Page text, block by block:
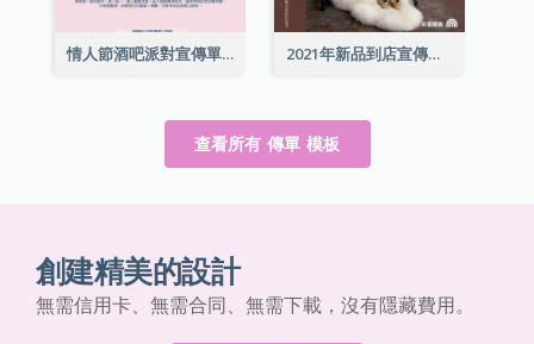
情人節酒吧派對宣傳單張 2021年新品到店宣傳單張
查看所有 傳單 模板
創建精美的設計
無需信用卡、無需合同、無需下載，沒有隱藏費用。